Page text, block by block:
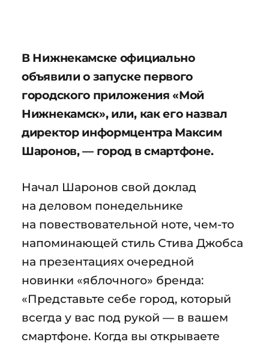
В Нижнекамске официально
объявили о запуске первого
городского приложения «Мой
Нижнекамск», или, как его назвал
директор информцентра Максим
Шаронов, — город в смартфоне.
Начал Шаронов свой доклад
на деловом понедельнике
на повествовательной ноте, чем-то
напоминающей стиль Стива Джобса
на презентациях очередной
новинки «яблочного» бренда:
«Представьте себе город, который
всегда у вас под рукой — в вашем
смартфоне. Когда вы открываете